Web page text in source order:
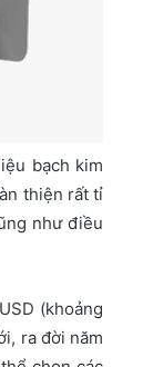
bạch kim
thiện rất tỉ
như điều
(khoảng
ra đời năm